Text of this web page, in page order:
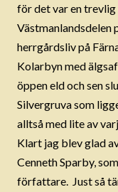
för det var en
Västmanlandsdelen
herrgårdsliv på
Kolarbyn med
öppen eld och sen
Silvergruva som
alltså med lite av
Klart jag blev glad
Cenneth Sparby,
författare. Just så